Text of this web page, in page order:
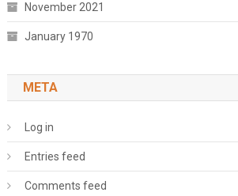
November 2021
January 1970
META
Log in
Entries feed
Comments feed